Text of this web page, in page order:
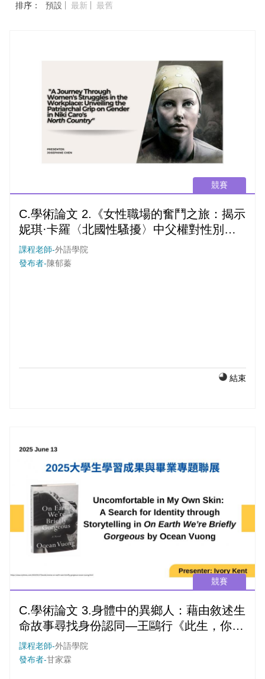
排序： 預設 最新 最舊
競賽
C.學術論文 2.《女性職場的奮鬥之旅：揭示
妮琪·卡羅〈北國性騷擾〉中父權對性別的
壓制》
課程老師-外語學院
發布者-陳郁蓁
結束
競賽
C.學術論文 3.身體中的異鄉人：藉由敘述生
命故事尋找身份認同—王鷗行《此生，你我
皆短暫燦爛》之探討
課程老師-外語學院
發布者-甘家霖